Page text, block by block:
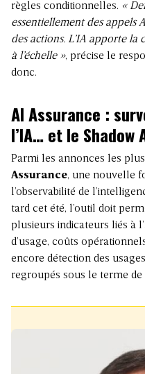
règles conditionnelles. «
essentiellement des appels
des actions. L’IA apporte la
à l’échelle », précise le
donc.
AI Assurance :
l’IA… et le Shadow
Parmi les annonces les
Assurance, une nouvelle
l’observabilité de
tard cet été, l’outil doit
plusieurs indicateurs liés à
d’usage, coûts
encore détection des
regroupés sous le terme de